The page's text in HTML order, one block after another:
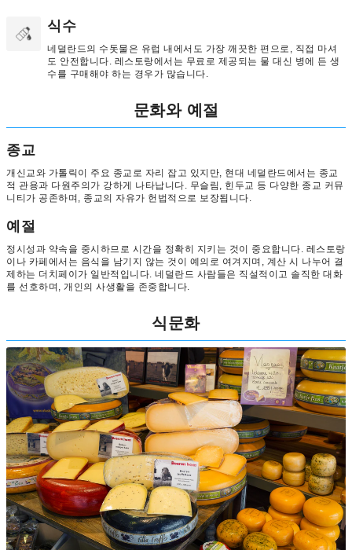
식수
네덜란드의 수돗물은 유럽 내에서도 가장 깨끗한 편으로, 직접 마셔
도 안전합니다. 레스토랑에서는 무료로 제공되는 물 대신 병에 든 생
수를 구매해야 하는 경우가 많습니다.
문화와 예절
종교
개신교와 가톨릭이 주요 종교로 자리 잡고 있지만, 현대 네덜란드에서는 종교
적 관용과 다원주의가 강하게 나타납니다. 무슬림, 힌두교 등 다양한 종교 커뮤
니티가 공존하며, 종교의 자유가 헌법적으로 보장됩니다.
예절
정시성과 약속을 중시하므로 시간을 정확히 지키는 것이 중요합니다. 레스토랑
이나 카페에서는 음식을 남기지 않는 것이 예의로 여겨지며, 계산 시 나누어 결
제하는 더치페이가 일반적입니다. 네덜란드 사람들은 직설적이고 솔직한 대화
를 선호하며, 개인의 사생활을 존중합니다.
식문화